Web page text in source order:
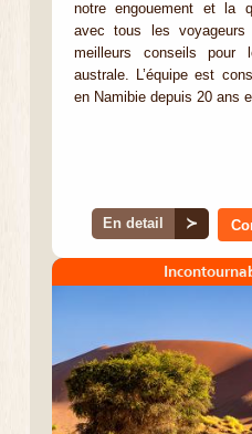
notre engouement et la
avec tous les
meilleurs conseils pour
australe. L’équipe est
en Namibie depuis 20 ans
En detail ≻